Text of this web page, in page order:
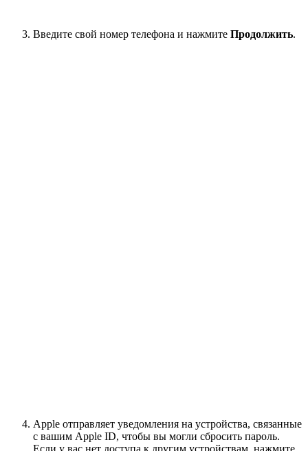
Введите свой номер телефона и нажмите Продолжить.
Apple отправляет уведомления на устройства, связанные
с вашим Apple ID, чтобы вы могли сбросить пароль.
Если у вас нет доступа к другим устройствам, нажмите